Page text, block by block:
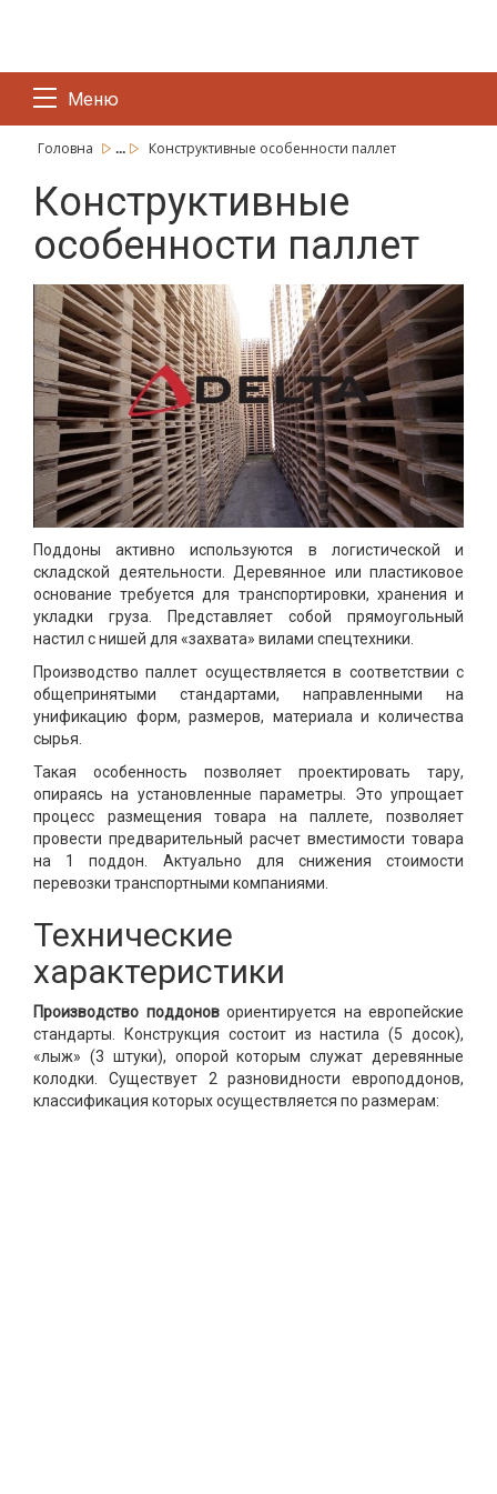
Меню
Головна ... Конструктивные особенности паллет
Конструктивные
особенности паллет
Поддоны активно используются в логистической и
складской деятельности. Деревянное или пластиковое
основание требуется для транспортировки, хранения и
укладки груза. Представляет собой прямоугольный
настил с нишей для «захвата» вилами спецтехники.
Производство паллет осуществляется в соответствии с
общепринятыми стандартами, направленными на
унификацию форм, размеров, материала и количества
сырья.
Такая особенность позволяет проектировать тару,
опираясь на установленные параметры. Это упрощает
процесс размещения товара на паллете, позволяет
провести предварительный расчет вместимости товара
на 1 поддон. Актуально для снижения стоимости
перевозки транспортными компаниями.
Технические
характеристики
Производство поддоновориентируется на европейские
стандарты. Конструкция состоит из настила (5 досок),
«лыж» (3 штуки), опорой которым служат деревянные
колодки. Существует 2 разновидности европоддонов,
классификация которых осуществляется по размерам: